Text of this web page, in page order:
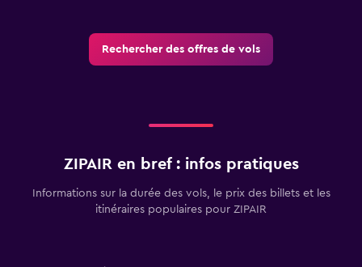
Rechercher des offres de vols
ZIPAIR en bref : infos pratiques
Informations sur la durée des vols, le prix des billets et les
itinéraires populaires pour ZIPAIR